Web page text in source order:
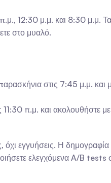
12:30 μ.μ. και 8:30 μ.μ.
στο μυαλό.
στις 7:45 μ.μ.
π.μ. και ακολουθήστε με
όχι εγγυήσεις. Η
ελεγχόμενα A/B